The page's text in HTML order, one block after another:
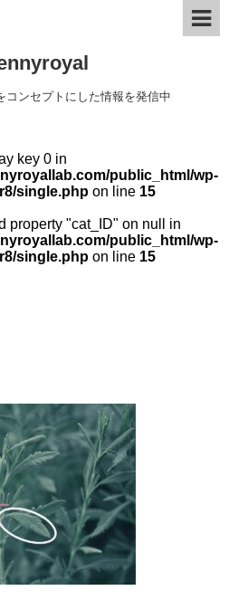
コンセプトにした情報を発信中
key 0 in
public_html/wp-
single.php on line 15
property "cat_ID" on null in
public_html/wp-
single.php on line 15